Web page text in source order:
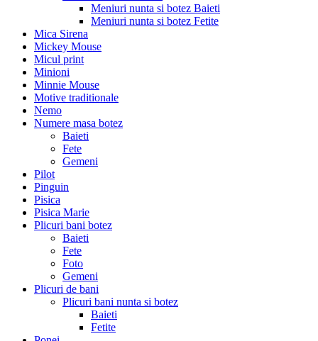
Meniuri nunta si botez Baieti
Meniuri nunta si botez Fetite
Mica Sirena
Mickey Mouse
Micul print
Minioni
Minnie Mouse
Motive traditionale
Nemo
Numere masa botez
Baieti
Fete
Gemeni
Pilot
Pinguin
Pisica
Pisica Marie
Plicuri bani botez
Baieti
Fete
Foto
Gemeni
Plicuri de bani
Plicuri bani nunta si botez
Baieti
Fetite